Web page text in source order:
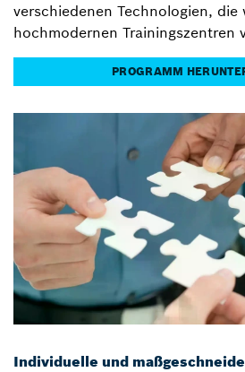
verschiedenen Technologien, die
hochmodernen Trainingszentren
PROGRAMM
Individuelle und